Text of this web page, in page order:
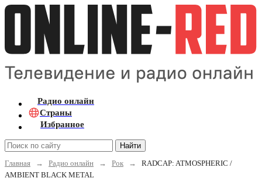
Радио онлайн
Страны
Избранное
Найти
Главная
→ Радио онлайн → Рок →
RADCAP: ATMOSPHERIC /
AMBIENT BLACK METAL